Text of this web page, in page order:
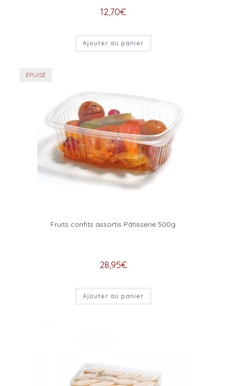
12,70€
Ajouter au panier
ÉPUISÉ
Fruits confits assortis Pâtisserie 500g
28,95€
Ajouter au panier